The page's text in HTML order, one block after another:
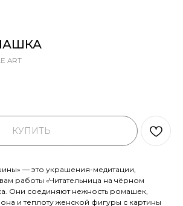
ART
КУПИТЬ
— это украшения-медитации,
работы «Читательница на чёрном
Они соединяют нежность ромашек,
и теплоту женской фигуры с картины